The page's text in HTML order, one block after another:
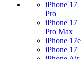
iPhone 17
Pro
iPhone 17
Pro Max
iPhone 17e
iPhone 17